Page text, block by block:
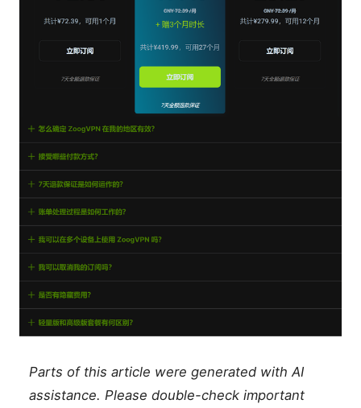
Parts of this article were generated with AI
assistance. Please double-check important